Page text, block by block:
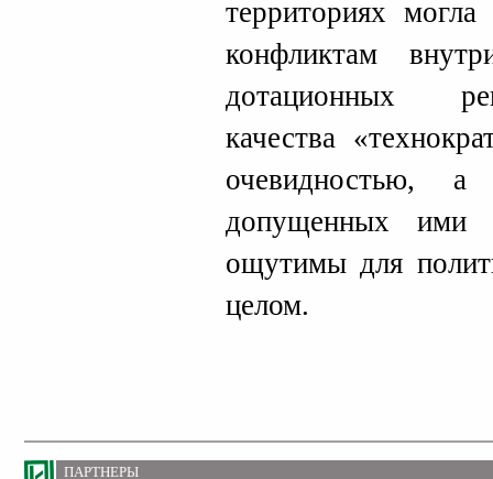
территориях
конфликтам
дотационных
качества
очевидностью, а
допущенных ими
ощутимы для
целом.
ПАРТНЕРЫ